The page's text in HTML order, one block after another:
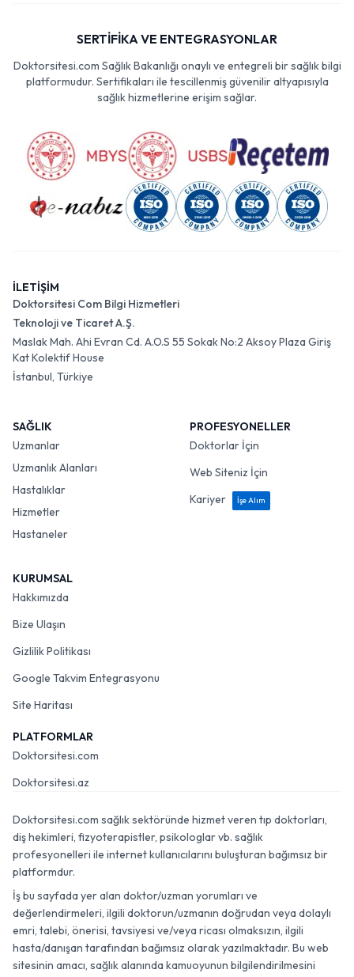
SERTİFİKA VE ENTEGRASYONLAR
Doktorsitesi.com Sağlık Bakanlığı onaylı ve entegreli bir sağlık bilgi
platformudur. Sertifikaları ile tescillenmiş güvenilir altyapısıyla
sağlık hizmetlerine erişim sağlar.
İLETİŞİM
Doktorsitesi Com Bilgi Hizmetleri
Teknoloji ve Ticaret A.Ş.
Maslak Mah. Ahi Evran Cd. A.O.S 55 Sokak No:2 Aksoy Plaza Giriş
Kat Kolektif House
İstanbul, Türkiye
SAĞLIK
Uzmanlar
Uzmanlık Alanları
Hastalıklar
Hizmetler
Hastaneler
PROFESYONELLER
Doktorlar İçin
Web Siteniz İçin
Kariyer
İşe Alım
KURUMSAL
Hakkımızda
Bize Ulaşın
Gizlilik Politikası
Google Takvim Entegrasyonu
Site Haritası
PLATFORMLAR
Doktorsitesi.com
Doktorsitesi.az
Doktorsitesi.com sağlık sektöründe hizmet veren tıp doktorları,
diş hekimleri, fizyoterapistler, psikologlar vb. sağlık
profesyonelleri ile internet kullanıcılarını buluşturan bağımsız bir
platformdur.
İş bu sayfada yer alan doktor/uzman yorumları ve
değerlendirmeleri, ilgili doktorun/uzmanın doğrudan veya dolaylı
emri, talebi, önerisi, tavsiyesi ve/veya ricası olmaksızın, ilgili
hasta/danışan tarafından bağımsız olarak yazılmaktadır. Bu web
sitesinin amacı, sağlık alanında kamuoyunun bilgilendirilmesini